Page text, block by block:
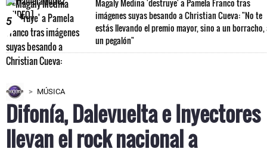
5
Magaly Medina 'destruye' a Pamela Franco tras
imágenes suyas besando a Christian Cueva: "No te
estás llevando el premio mayor, sino a un borracho,
un pegalón"
MÚSICA
Difonía, Dalevuelta e Inyectores
llevan el rock nacional a